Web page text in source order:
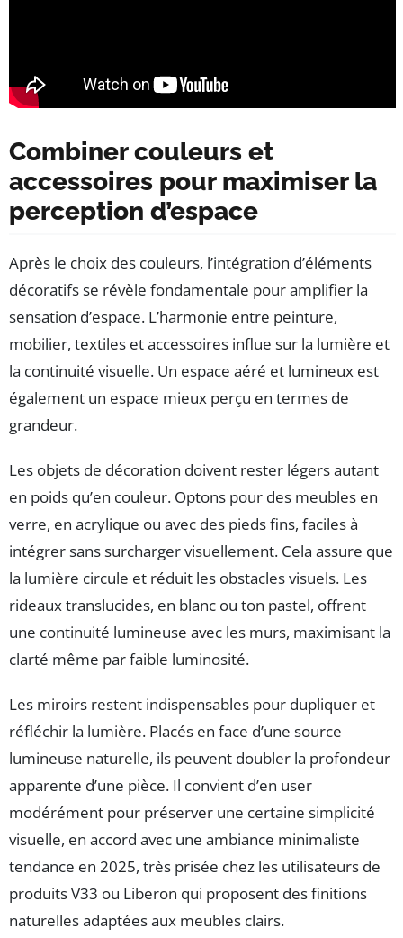
Combiner couleurs et
accessoires pour maximiser la
perception d’espace
Après le choix des couleurs, l’intégration d’éléments
décoratifs se révèle fondamentale pour amplifier la
sensation d’espace. L’harmonie entre peinture,
mobilier, textiles et accessoires influe sur la lumière et
la continuité visuelle. Un espace aéré et lumineux est
également un espace mieux perçu en termes de
grandeur.
Les objets de décoration doivent rester légers autant
en poids qu’en couleur. Optons pour des meubles en
verre, en acrylique ou avec des pieds fins, faciles à
intégrer sans surcharger visuellement. Cela assure que
la lumière circule et réduit les obstacles visuels. Les
rideaux translucides, en blanc ou ton pastel, offrent
une continuité lumineuse avec les murs, maximisant la
clarté même par faible luminosité.
Les miroirs restent indispensables pour dupliquer et
réfléchir la lumière. Placés en face d’une source
lumineuse naturelle, ils peuvent doubler la profondeur
apparente d’une pièce. Il convient d’en user
modérément pour préserver une certaine simplicité
visuelle, en accord avec une ambiance minimaliste
tendance en 2025, très prisée chez les utilisateurs de
produits V33 ou Liberon qui proposent des finitions
naturelles adaptées aux meubles clairs.